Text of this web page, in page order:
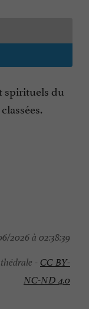
spirituels du
2026 à 02:38:39
-CC BY-
NC-ND 4.0